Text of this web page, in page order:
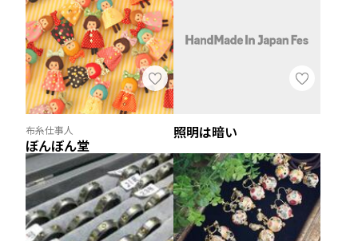
布糸仕事人
ぼんぼん堂
照明は暗い